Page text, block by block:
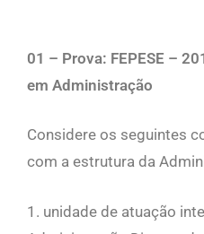
01 – Prova: FEPESE –
em Administração
Considere os seguintes
com a estrutura da
1. unidade de atuação